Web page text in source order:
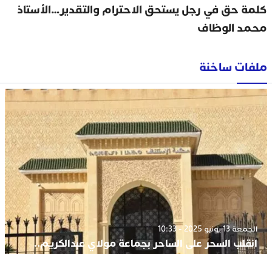
كلمة حق في رجل يستحق الاحترام والتقدير…الأستاذ
محمد الوظاف
ملفات ساخنة
الجمعة 13 يونيو 2025 - 10:33
انقلب السحر على الساحر بجماعة مولاي عبدالكريم..